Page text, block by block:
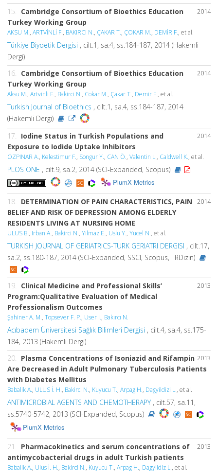
2014
15.
Cambridge Consortium of Bioethics Education
Turkey Working Group
AKSU M., ARTVİNLİ F., BAKIRCI N., ÇAKAR T., ÇOKAR M., DEMİR F., et al.
Türkiye Biyoetik Dergisi , cilt.1, sa.4, ss.184-187, 2014 (Hakemli
Dergi)
2014
16.
Cambridge Consortium of Bioethics Education
Turkey Working Group
Aksu M., Artvinli F., Bakirci N., Cokar M., Çakar T., Demir F., et al.
Turkish Journal of Bioethics , cilt.1, sa.4, ss.184-187, 2014
(Hakemli Dergi)
2014
17.
Iodine Status in Turkish Populations and
Exposure to Iodide Uptake Inhibitors
ÖZPINAR A., Kelestimur F., Songur Y., CAN Ö., Valentin L., Caldwell K., et al.
PLOS ONE , cilt.9, sa.2, 2014 (SCI-Expanded, Scopus)
PlumX Metrics
2014
18.
DETERMINATION OF PAIN CHARACTERISTICS, PAIN
BELIEF AND RISK OF DEPRESSION AMONG ELDERLY
RESIDENTS LIVING AT NURSING HOME
ULUS B., Irban A., Bakirci N., Yilmaz E., Uslu Y., Yucel N., et al.
TURKISH JOURNAL OF GERIATRICS-TURK GERIATRI DERGISI , cilt.17,
sa.2, ss.180-187, 2014 (SCI-Expanded, SSCI, Scopus, TRDizin)
2013
19.
Clinical Medicine and Professional Skills’
Program:Qualitative Evaluation of Medical
Professionalism Outcomes
Şahiner A. M., Topsever F. P., User I., Bakırcı N.
Acıbadem Üniversitesi Sağlık Bilimleri Dergisi , cilt.4, sa.4, ss.175-
184, 2013 (Hakemli Dergi)
2013
20.
Plasma Concentrations of Isoniazid and Rifampin
Are Decreased in Adult Pulmonary Tuberculosis Patients
with Diabetes Mellitus
Babalik A., ULUS İ. H., Bakirci N., Kuyucu T., Arpag H., Dagyildizi L., et al.
ANTIMICROBIAL AGENTS AND CHEMOTHERAPY , cilt.57, sa.11,
ss.5740-5742, 2013 (SCI-Expanded, Scopus)
PlumX Metrics
2013
21. Pharmacokinetics and serum concentrations of
antimycobacterial drugs in adult Turkish patients
Babalik A., Ulus İ. H., Bakirci N., Kuyucu T., Arpag H., Dagyildiz L., et al.